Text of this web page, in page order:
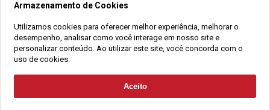
Solicitar Contato
Rua Lauro Linhares, 1080 - Trindade, Florianópolis -
SC
(48) 3220-1045
Alameda César Nascimento, 549, Salas 1, 2 e 3 -
2021 Copyright - Gralha Imóveis CRECI 008060/O - Todos os direitos
Armazenamento de Cookies
Utilizamos cookies para oferecer melhor experiência, melhorar o
desempenho, analisar como você interage em nosso site e
personalizar conteúdo. Ao utilizar este site, você concorda com o
uso de cookies.
Aceito